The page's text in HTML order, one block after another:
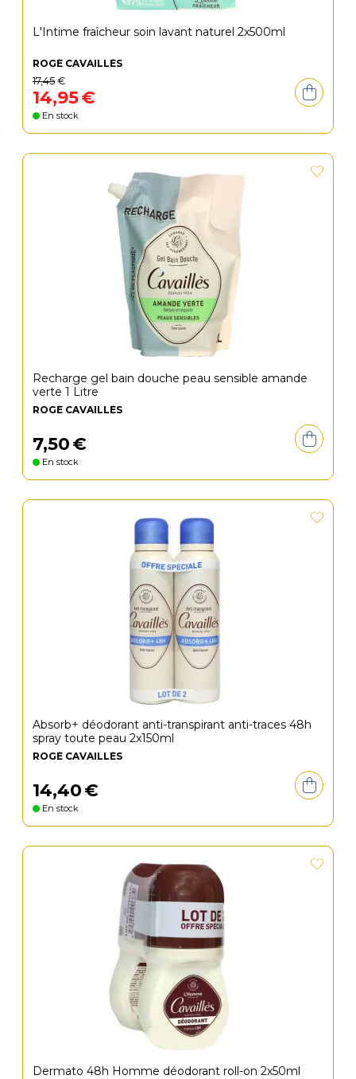
L'Intime fraîcheur soin lavant naturel 2x500ml
ROGÉ CAVAILLÈS
17,45€
14,95€
En stock
Recharge gel bain douche peau sensible amande
verte 1 Litre
ROGÉ CAVAILLÈS
7,50€
En stock
Absorb+ déodorant anti-transpirant anti-traces 48h
spray toute peau 2x150ml
ROGÉ CAVAILLÈS
14,40€
En stock
Dermato 48h Homme déodorant roll-on 2x50ml